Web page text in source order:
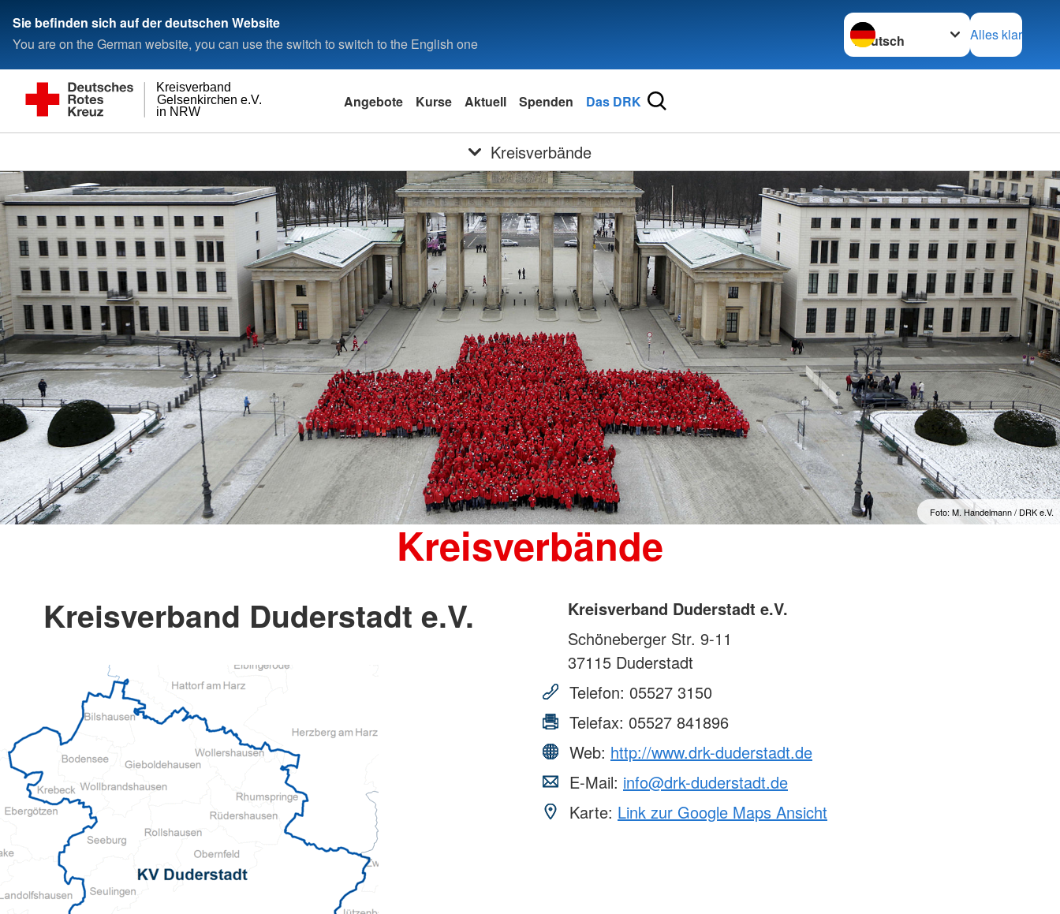
Sie befinden sich auf der deutschen Website
You are on the German website, you can use the switch to switch to the English one
Sprache wechseln zu
Alles klar
in NRW
Gelsenkirchen e.V.
Kreisverband
Angebote Kurse Aktuell Spenden Das DRK
Kreisverbände
Foto: M. Handelmann / DRK e.V.
Kreisverbände
Kreisverband Duderstadt e.V.
Kreisverband Duderstadt e.V.
Schöneberger Str. 9-11
37115 Duderstadt
Telefon: 05527 3150
Telefax: 05527 841896
Web: http://www.drk-duderstadt.de
E-Mail: info@drk-duderstadt.de
Karte: Link zur Google Maps Ansicht